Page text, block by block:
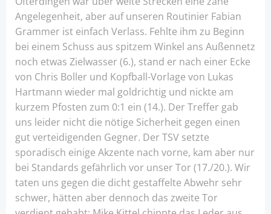
Angelegenheit, aber auf unseren Routinier Fabian
Grammer ist einfach Verlass. Fehlte ihm zu Beginn
bei einem Schuss aus spitzem Winkel ans Außennetz
noch etwas Zielwasser (6.), stand er nach einer Ecke
von Chris Boller und Kopfball-Vorlage von Lukas
Hartmann wieder mal goldrichtig und nickte am
kurzem Pfosten zum 0:1 ein (14.). Der Treffer gab
uns leider nicht die nötige Sicherheit gegen einen
gut verteidigenden Gegner. Der TSV setzte
sporadisch einige Akzente nach vorne, kam aber nur
bei Standards gefährlich vor unser Tor (17./20.). Wir
taten uns gegen die dicht gestaffelte Abwehr sehr
schwer, hätten aber dennoch das zweite Tor